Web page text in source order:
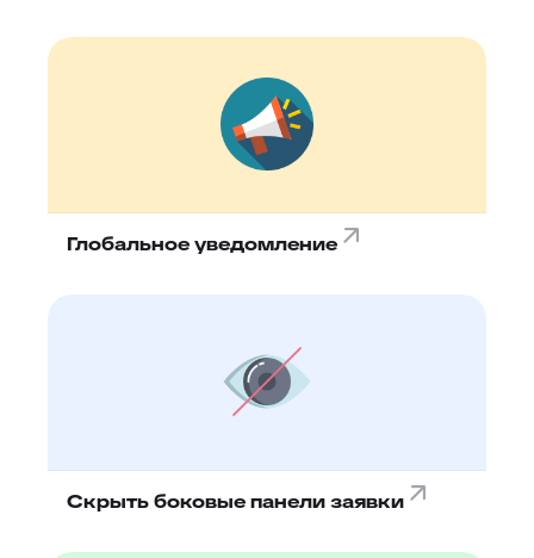
Глобальное уведомление
Скрыть боковые панели заявки